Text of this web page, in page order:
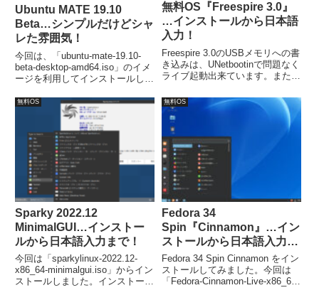
Ubuntu MATE 19.10
Beta…シンプルだけどシャ
レた雰囲気！
今回は、「ubuntu-mate-19.10-
beta-desktop-amd64.iso」のイメ
ージを利用してインストールして
ば、簡単にインストールが完了
し、再起動後は日本語入力が可能
無料OS『Freespire 3.0』
…インストールから日本語
入力！
Freespire 3.0のUSBメモリへの書
き込みは、UNetbootinで問題なく
ライブ起動出来ています。また、
れに乗って進めれば、簡単に終
了。注意点としては、インストー
ル後の再起動では、日本語化は完
了しません。
無料OS
Sparky 2022.12
MinimalGUI…インストー
ルから日本語入力まで！
今回は「sparkylinux-2022.12-
x86_64-minimalgui.iso」からイン
ストールしました。インストール
無料OS
Fedora 34
Spin『Cinnamon』…イン
ストールから日本語入力ま
で！
Fedora 34 Spin Cinnamon をイン
ストールしてみました。今回は
「Fedora-Cinnamon-Live-x86_64-